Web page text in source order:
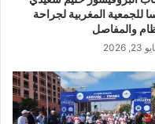
للجمعية المغربية لجراحة
والمفاصل
2026